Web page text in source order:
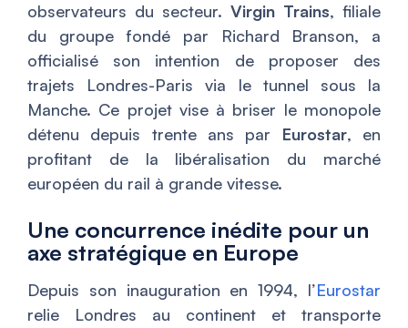
observateurs du secteur. Virgin Trains, filiale
du groupe fondé par Richard Branson, a
officialisé son intention de proposer des
trajets Londres-Paris via le tunnel sous la
Manche. Ce projet vise à briser le monopole
détenu depuis trente ans par Eurostar, en
profitant de la libéralisation du marché
européen du rail à grande vitesse.
Une concurrence inédite pour un
axe stratégique en Europe
Depuis son inauguration en 1994, l’Eurostar
relie Londres au continent et transporte